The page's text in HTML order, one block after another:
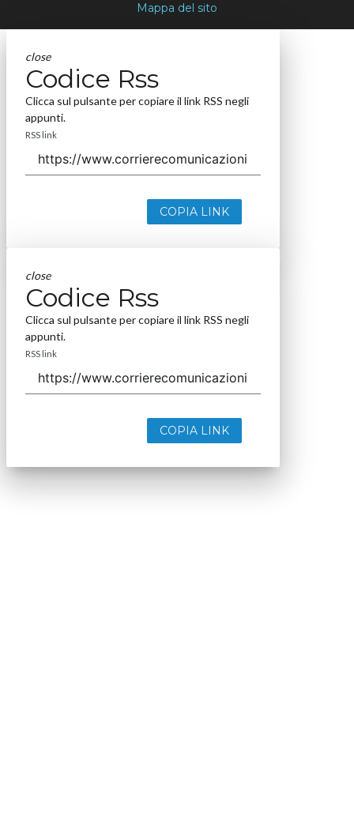
Mappa del sito
close
Codice Rss
Clicca sul pulsante per copiare il link RSS negli
appunti.
RSS link
COPIA LINK
close
Codice Rss
Clicca sul pulsante per copiare il link RSS negli
appunti.
RSS link
COPIA LINK